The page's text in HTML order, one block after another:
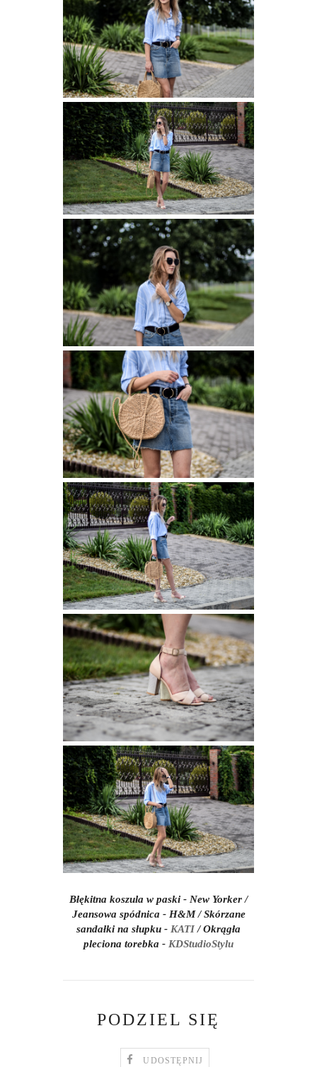
Błękitna koszula w paski - New Yorker /
Jeansowa spódnica - H&M / Skórzane
sandałki na słupku - KATI/ Okrągła
pleciona torebka - KDStudioStylu
PODZIEL SIĘ
UDOSTĘPNIJ